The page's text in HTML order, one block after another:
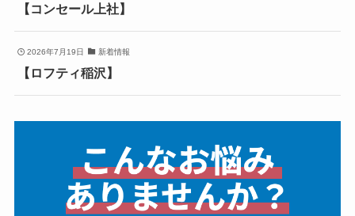
【コンセール上社】
2026年7月19日 新着情報
【ロフティ稲沢】